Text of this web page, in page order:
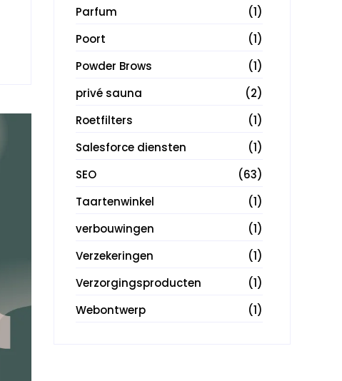
Parfum
(1)
Poort
(1)
Powder Brows
(1)
privé sauna
(2)
Roetfilters
(1)
Salesforce diensten
(1)
SEO
(63)
Taartenwinkel
(1)
verbouwingen
(1)
Verzekeringen
(1)
Verzorgingsproducten
(1)
Webontwerp
(1)